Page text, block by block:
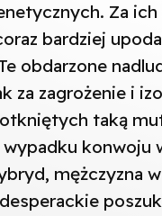
Za
bardziej
obdarzone
za zagrożenie i
taką
konwoju
mężczyzna